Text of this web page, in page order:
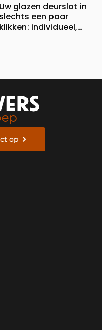
Uw glazen deurslot in
slechts een paar
klikken: individueel,
op